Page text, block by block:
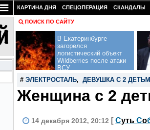
КАРТИНА ДНЯ СПЕЦОПЕРАЦИЯ СКАНДАЛЫ
ПОИСК ПО САЙТУ
В Екатеринбурге
загорелся
логистический объект
Wildberries после атаки
ВСУ
# ЭЛЕКТРОСТАЛЬ, ДЕВУШКА С 2
Женщина с 2
14 декабря 2012, 20:12 [ Суть Со